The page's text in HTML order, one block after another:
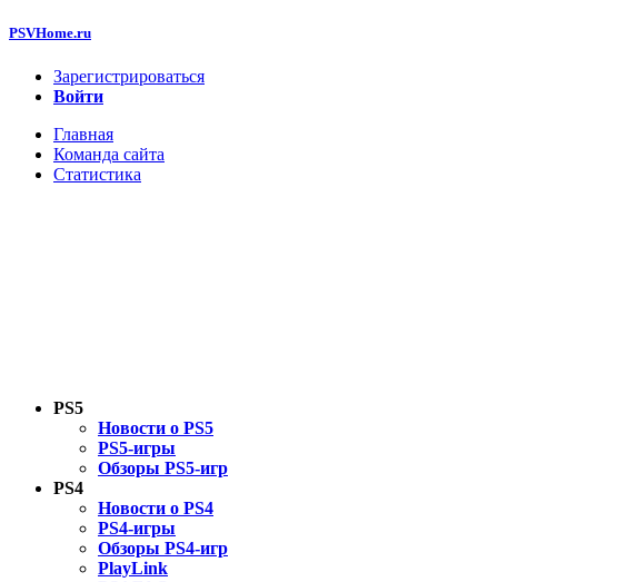
PSVHome.ru
Зарегистрироваться
Войти
Главная
Команда сайта
Статистика
PS5
Новости о PS5
PS5-игры
Обзоры PS5-игр
PS4
Новости о PS4
PS4-игры
Обзоры PS4-игр
PlayLink